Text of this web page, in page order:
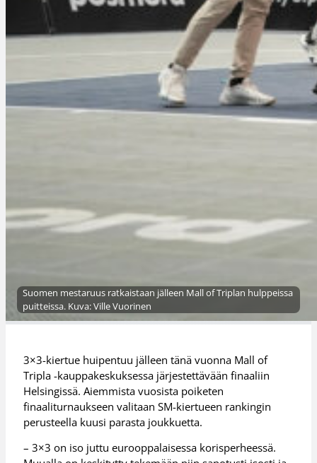
Suomen mestaruus ratkaistaan jälleen Mall of Triplan hulppeissa
puitteissa. Kuva: Ville Vuorinen
3×3-kiertue huipentuu jälleen tänä vuonna Mall of
Tripla -kauppakeskuksessa järjestettävään finaaliin
Helsingissä. Aiemmista vuosista poiketen
finaaliturnaukseen valitaan SM-kiertueen rankingin
perusteella kuusi parasta joukkuetta.
– 3×3 on iso juttu eurooppalaisessa korisperheessä.